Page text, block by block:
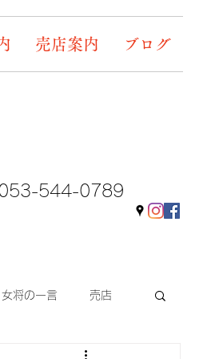
売店案内 ブログ
544-0789
女将の一言 売店